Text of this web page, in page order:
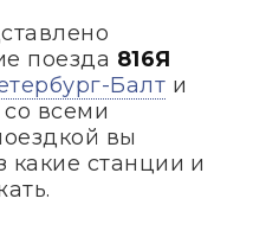
поезда 816Я
Балт и
всеми
вы
какие станции и